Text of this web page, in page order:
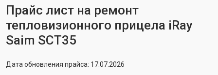
Прайс лист на ремонт
тепловизионного прицела iRay
Saim SCT35
Дата обновления прайса: 17.07.2026